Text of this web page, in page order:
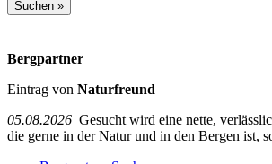
Bergpartner
Eintrag von Naturfreund
05.08.2026 Gesucht wird eine nette,
die gerne in der Natur und in den Bergen ist,